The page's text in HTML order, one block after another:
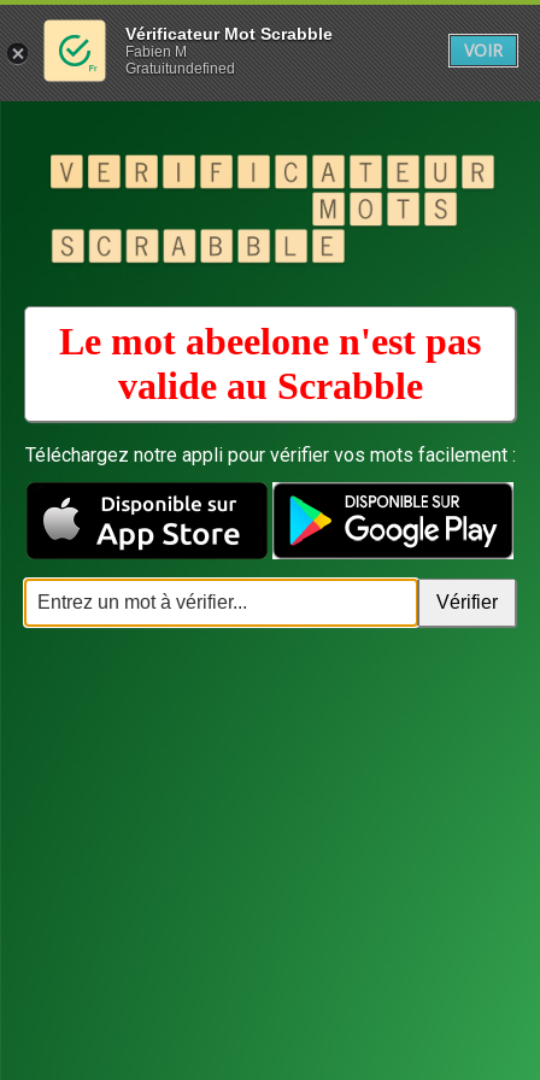
Le mot abeelone n'est pas
valide au Scrabble
Téléchargez notre appli pour vérifier vos mots facilement :
Vérificateur Mot Scrabble
Fabien M
Gratuitundefined
VOIR